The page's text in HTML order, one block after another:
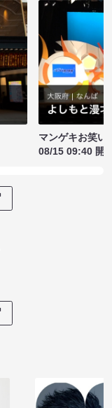
マンゲキお笑い
08/15 09:40 開